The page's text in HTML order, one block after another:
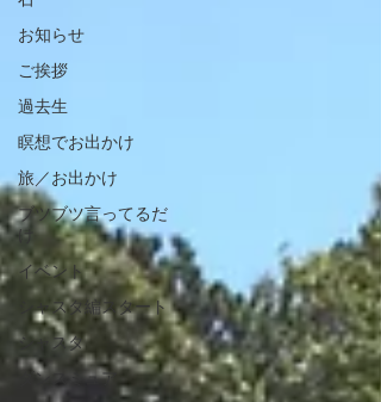
お知らせ
ご挨拶
過去生
瞑想でお出かけ
旅／お出かけ
ブツブツ言ってるだ
け
イベント
シャスタ編スタート
シャスタ
ダンスミュア